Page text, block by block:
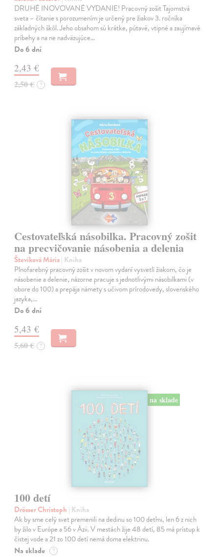
DRUHÉ INOVOVANÉ VYDANIE! Pracovný zošit Tajomstvá
sveta – čítanie s porozumením je určený pre žiakov 3. ročníka
základných škôl. Jeho obsahom sú krátke, pútavé, vtipné a zaujímavé
príbehy a na ne nadväzujúce…
Do 6 dní
2,43 €
2,50 € ?
Cestovateľská násobilka. Pracovný zošit
na precvičovanie násobenia a delenia
Števíková Mária| Kniha
Plnofarebný pracovný zošit v novom vydaní vysvetlí žiakom, čo je
násobenie a delenie, názorne pracuje s jednotlivými násobilkami (v
obore do 100) a prepája námety s učivom prírodovedy, slovenského
jazyka,…
Do 6 dní
5,43 €
5,60 € ?
na sklade
100 detí
Drösser Christoph | Kniha
Ak by sme celý svet premenili na dedinu so 100 deťmi, len 6 z nich
by žilo v Európe a 56 v Ázii. V mestách žije 48 detí, 85 má prístup k
čistej vode a 21 zo 100 detí nemá doma elektrinu.
Na sklade ?